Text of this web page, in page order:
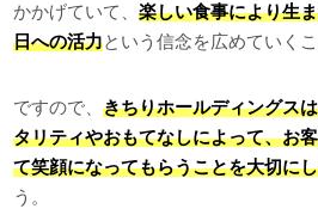
かかげていて、楽しい食事により生
日への活力という信念を広めていく
ですので、きちりホールディングス
タリティやおもてなしによって、お
て笑顔になってもらうことを大切に
う。